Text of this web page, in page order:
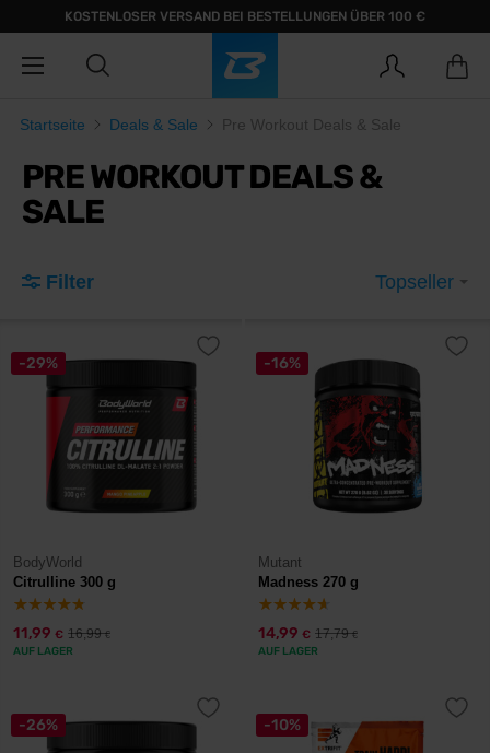
KOSTENLOSER VERSAND BEI BESTELLUNGEN ÜBER 100 €
Startseite Deals & Sale Pre Workout Deals & Sale
PRE WORKOUT DEALS &
SALE
Filter Topseller
-29%
BodyWorld
Citrulline 300 g
11,99 € 16,99€
AUF LAGER
-16%
Mutant
Madness 270 g
14,99 € 17,79€
AUF LAGER
-26% -10%